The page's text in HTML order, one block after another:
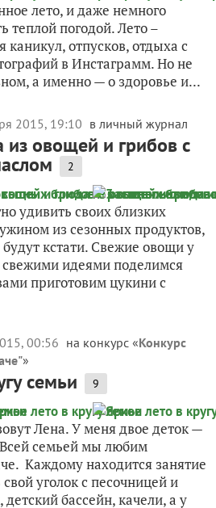
лето, и даже немного
теплой погодой. Лето –
отпусков, отдыха с
в Инстаграмм. Но не
а именно — о здоровье и...
2015, 19:10 в личный журнал
овощей и грибов с
2
удивить своих близких
из сезонных продуктов,
кстати. Свежие овощи у
свежими идеями поделимся
приготовим цукини с
00:56 на конкурс «Конкурс
»
семьи 9
Лена. У меня двое деток —
семьей мы любим
Каждому находится занятие
уголок с песочницей и
бассейн, качели, а у